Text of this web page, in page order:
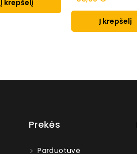
Į krepšelį
Į krepšelį
Prekės
Parduotuvė